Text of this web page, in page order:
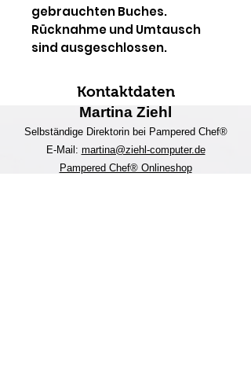
gebrauchten Buches.
Rücknahme und Umtausch
sind ausgeschlossen.
Kontaktdaten
Martina Ziehl
Selbständige Direktorin bei Pampered Chef®
E-Mail: martina@ziehl-computer.de
Pampered Chef® Onlineshop